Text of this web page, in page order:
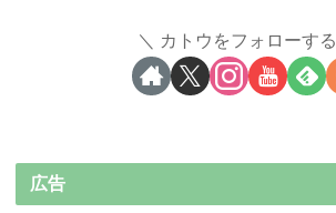
カトウをフォローする
広告